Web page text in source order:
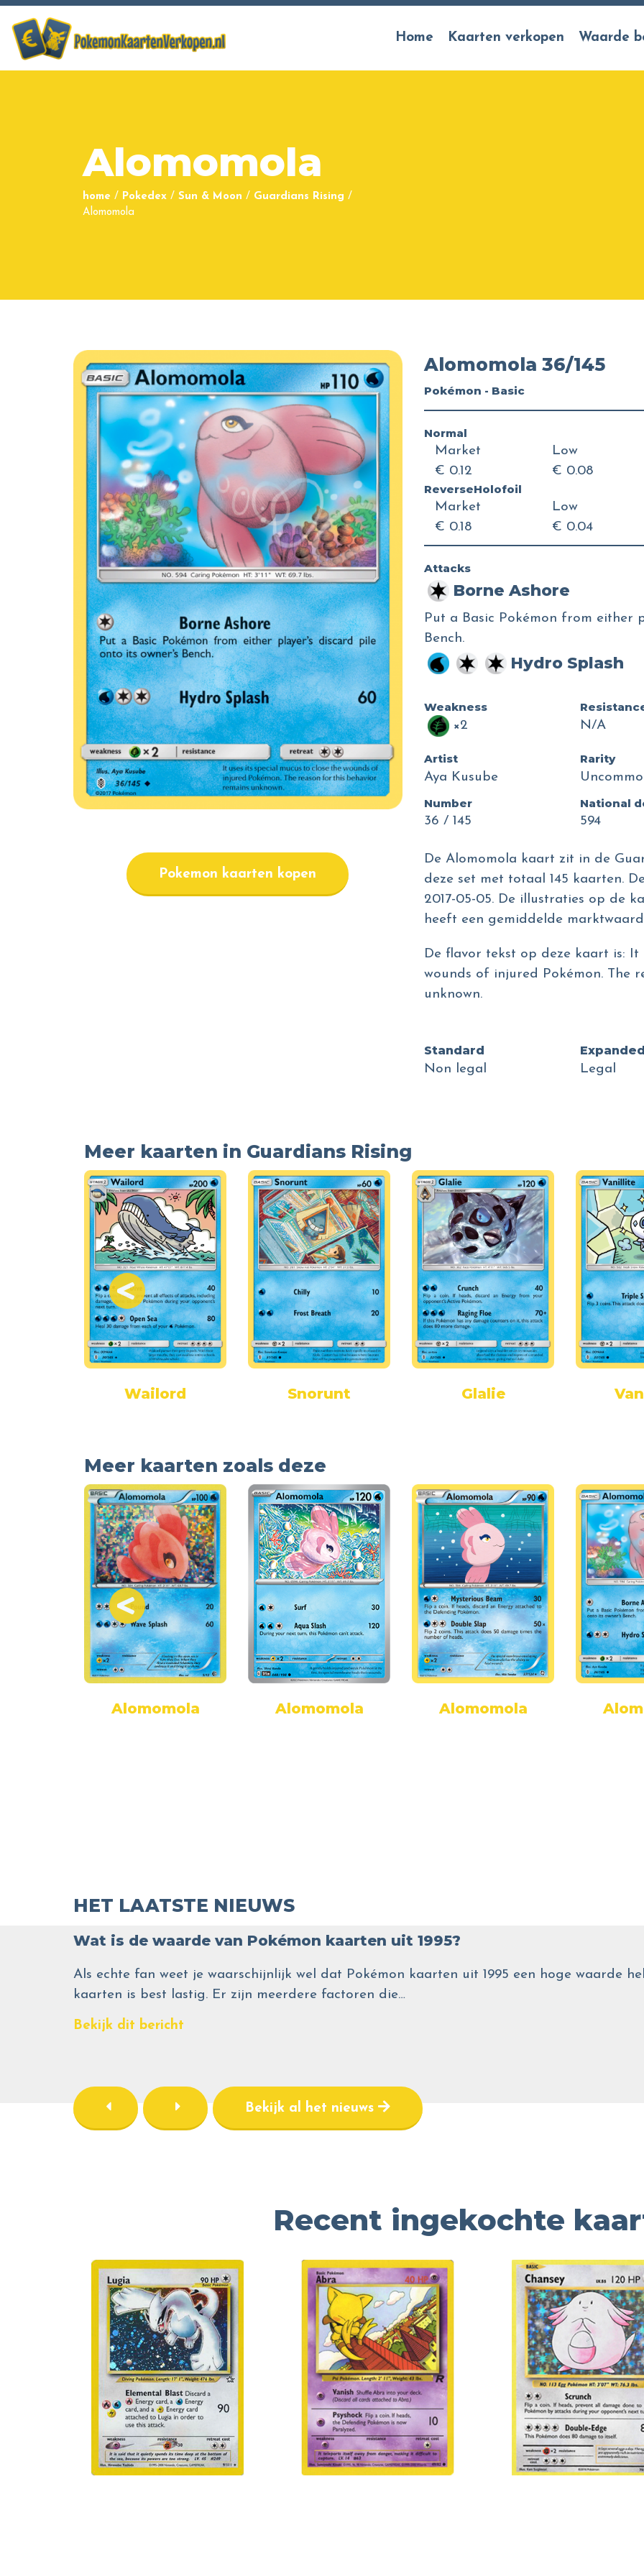
Home Kaarten verkopen Waarde
Alomomola
home / Pokedex / Sun & Moon / Guardians Rising /
Alomomola
Pokemon kaarten kopen
Alomomola 36/145
Pokémon - Basic
Normal
Market
€ 0.12
Low
€ 0.08
ReverseHolofoil
Market
€ 0.18
Low
€ 0.04
Attacks
Borne Ashore
Put a Basic Pokémon from either
Bench.
Hydro Splash
Weakness
×2
N/A
Artist
Aya Kusube
Rarity
Number
36 / 145
National
594
De Alomomola kaart zit in de
deze set met totaal 145 kaarten.
2017-05-05. De illustraties op de
heeft een gemiddelde
De flavor tekst op deze kaart is: It
wounds of injured Pokémon. The
unknown.
Standard
Non legal
Expanded
Legal
Meer kaarten in Guardians Rising
Wailord Snorunt Glalie
Meer kaarten zoals deze
Alomomola Alomomola Alomomola
HET LAATSTE NIEUWS
Wat is de waarde van Pokémon kaarten uit 1995?
Als echte fan weet je waarschijnlijk wel dat Pokémon kaarten uit 1995 een hoge waarde
kaarten is best lastig. Er zijn meerdere factoren die…
Bekijk dit bericht
Bekijk al het nieuws
Recent ingekochte